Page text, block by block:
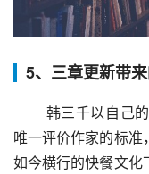
5、三章更新带
唯一评价作家的标
如今横行的快餐文化